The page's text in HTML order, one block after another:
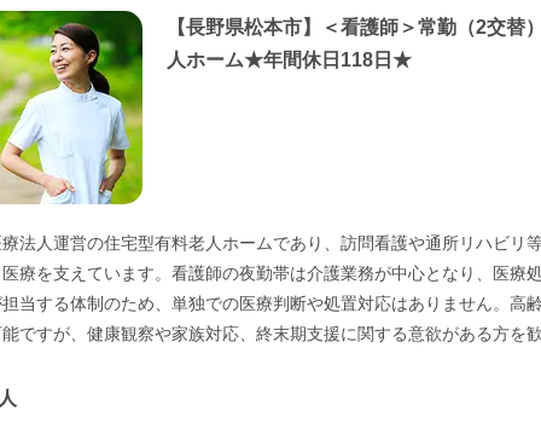
【長野県松本市】＜看護師＞常勤（2交替
人ホーム★年間休日118日★
法人運営の住宅型有料老人ホームであり、訪問看護や通所リハビリ
療を支えています。看護師の夜勤帯は介護業務が中心となり、医療
当する体制のため、単独での医療判断や処置対応はありません。高
ですが、健康観察や家族対応、終末期支援に関する意欲がある方を歓